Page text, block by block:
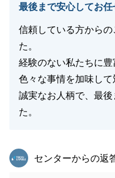
最後まで安心してお
信頼している方から
た。
経験のない私たちに豊
色々な事情を加味して
誠実なお人柄で、最
た。
東急リバブル
センターからの返